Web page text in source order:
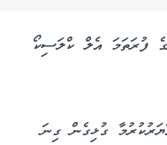
ފުރަތަމަ އެލް ކްލަސިކޯ
ގުޅިގެން ގިނަ